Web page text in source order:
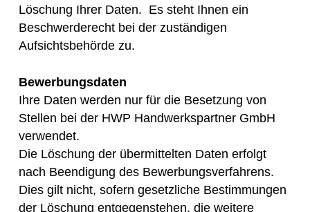
Löschung Ihrer Daten. Es steht Ihnen ein
Beschwerderecht bei der zuständigen
Aufsichtsbehörde zu.
Bewerbungsdaten
Ihre Daten werden nur für die Besetzung von
Stellen bei der HWP Handwerkspartner GmbH
verwendet.
Die Löschung der übermittelten Daten erfolgt
nach Beendigung des Bewerbungsverfahrens.
Dies gilt nicht, sofern gesetzliche Bestimmungen
der Löschung entgegenstehen, die weitere